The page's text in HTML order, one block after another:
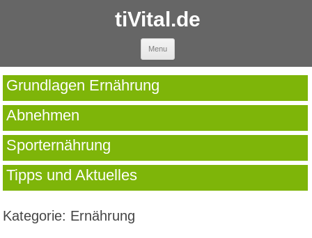
tiVital.de
Menu
Grundlagen Ernährung
Abnehmen
Sporternährung
Tipps und Aktuelles
Kategorie: Ernährung